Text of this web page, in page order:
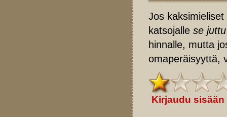
Jos
katsojalle se juttu
hinnalle, mutta
omaperäisyyttä,
Kirjaudu sisään